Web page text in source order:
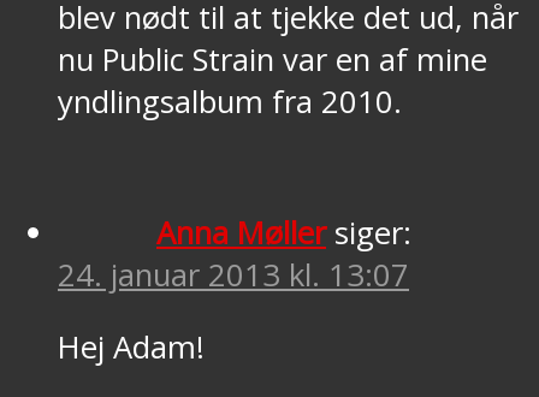
blev nødt til at tjekke det ud, når
nu Public Strain var en af mine
yndlingsalbum fra 2010.
Anna Møller siger:
24. januar 2013 kl. 13:07
Hej Adam!